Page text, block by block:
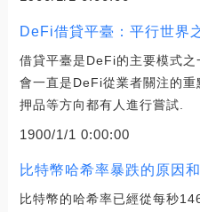
DeFi借貸平臺：平行世界
借貸平臺是DeFi的主要模式
會一直是DeFi從業者關注的
押品等方向都有人進行嘗試.
1900/1/1 0:00:00
比特幣哈希率暴跌的原因
比特幣的哈希率已經從每秒